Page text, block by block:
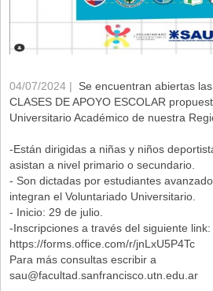
04/07/2024 | Se encuentran abiertas
CLASES DE APOYO ESCOLAR
Universitario Académico de nuestra
-Están dirigidas a niñas y niños
asistan a nivel primario o secundario.
- Son dictadas por estudiantes
integran el Voluntariado Universitario.
- Inicio: 29 de julio.
-Inscripciones a través del siguiente link:
https://forms.office.com/r/jnLxU5P4Tc
Para más consultas escribir a
sau@facultad.sanfrancisco.utn.edu.ar